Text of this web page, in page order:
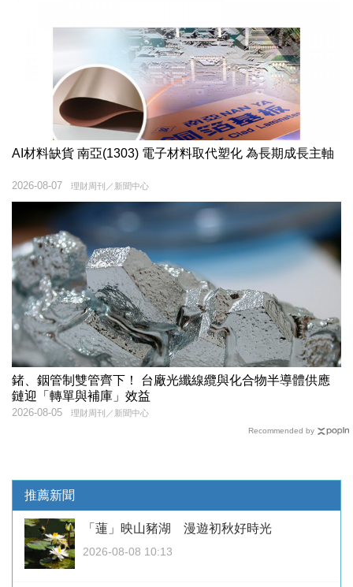
AI材料缺貨 南亞(1303) 電子材料取代塑化 為長期成長主軸
理財周刊／新聞中心
2026-08-07
鍺、銦管制雙管齊下！ 台廠光纖線纜與化合物半導體供應
鏈迎「轉單與補庫」效益
理財周刊／新聞中心
2026-08-05
Recommended by
推薦新聞
「蓮」映山豬湖 漫遊初秋好時光
2026-08-08 10:13